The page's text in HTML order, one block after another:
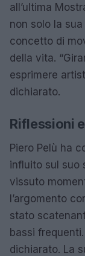
all’ultima
non solo la
concetto di
della vita.
esprimere
dichiarato.
Riflessioni
Piero Pelù ha
influito sul suo
vissuto
l’argomento
stato
bassi
dichiarato. La